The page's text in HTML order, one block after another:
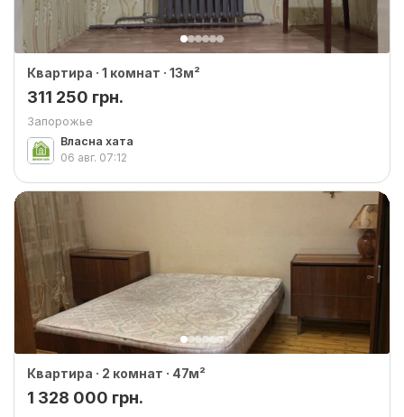
Квартира · 1 комнат · 13м²
311 250 грн.
Запорожье
Власна хата
06 авг. 07:12
Квартира · 2 комнат · 47м²
1 328 000 грн.